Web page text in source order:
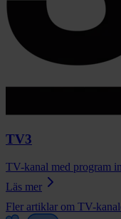
TV3
TV-kanal med program
Läs mer
Fler artiklar om TV-